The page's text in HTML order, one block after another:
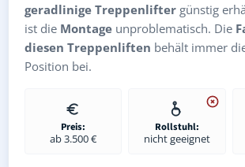
geradlinige Treppenlifter günstig
ist die Montage unproblematisch. Die
diesen Treppenliften behält immer
Position bei.
Preis:
ab 3.500 €
Rollstuhl:
nicht geeignet